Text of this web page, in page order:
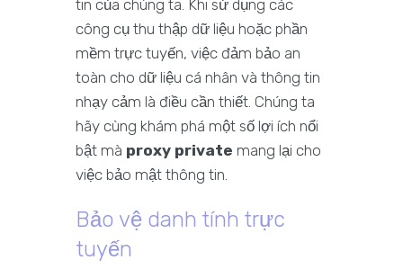
tin của chúng ta. Khi sử dụng các
công cụ thu thập dữ liệu hoặc phần
mềm trực tuyến, việc đảm bảo an
toàn cho dữ liệu cá nhân và thông tin
nhạy cảm là điều cần thiết. Chúng ta
hãy cùng khám phá một số lợi ích nổi
bật mà proxy private mang lại cho
việc bảo mật thông tin.
Bảo vệ danh tính trực
tuyến